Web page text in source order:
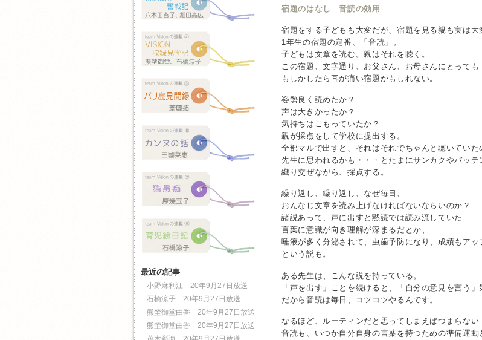
宿題のはなし 音読の効用
宿題をする子どもも大変だが、宿題を見る親も実は大
1年生の宿題の定番、「音読」。
子どもは文章を読む。親はそれを聴く。
この宿題、文字通り、お父さん、お母さんにとっても
もしかしたら耳が痛い宿題かもしれない。
姿勢良く読めたか？
声は大きかったか？
気持ちはこもっていたか？
親が採点をして学校に提出する。
全部マルで出すと、それはそれでちゃんと聴いていた
先生に思われるかも・・・とたまにサンカクやバッテ
織り交ぜながら、採点する。
繰り返し、繰り返し、なぜ毎日、
おんなじ文章を読み上げなければないならいのか？
諸説あって、声に出すと黙読では読み流していた
言葉に意識が向き理解が深まるだとか、
唾液が多く分泌されて、虫歯予防になり、成績もアッ
という説も。
ある先生は、こんな説を持っている。
「声を出す」ことを続けると、「自分の意見を言う」
だから音読は毎日、コツコツやるんです。
なるほど、ルーティンだと思ってしまえばつまらない
音読も、いつか自分自身の言葉を持つための準備運動
最近の記事
小野麻利江 20年9月27日放送
石橋涼子 20年9月27日放送
熊埜御堂由香 20年9月27日放送
熊埜御堂由香 20年9月27日放送